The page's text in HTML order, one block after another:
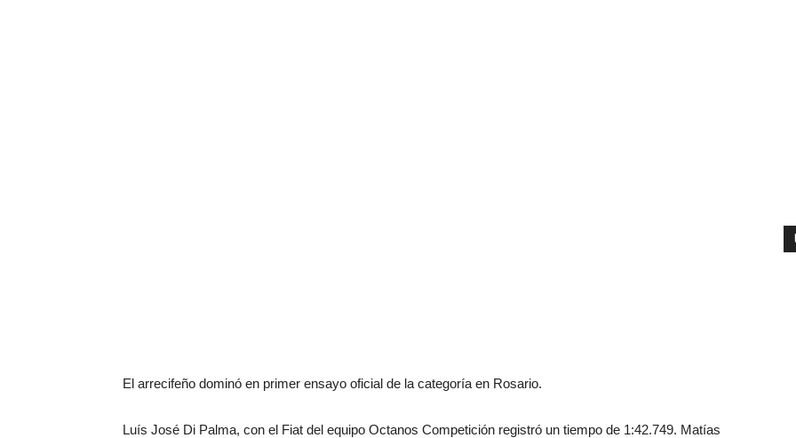
El arrecifeño dominó en primer ensayo oficial de la categoría en Rosario.
Luís José Di Palma, con el Fiat del equipo Octanos Competición registró un tiempo de 1:42.749. Matías